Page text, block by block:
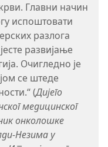
Главни начин
испоштовати
разлога
развијање
Очигледно је
се штеде
(Дијего
медицинског
онколошке
Незима у